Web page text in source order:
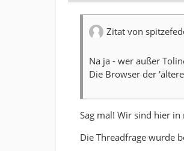
Zitat von
Na ja - wer außer
Die Browser der
Sag mal! Wir sind hier
Die Threadfrage wurde